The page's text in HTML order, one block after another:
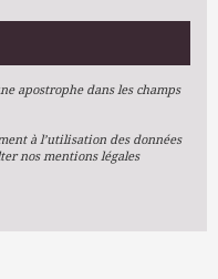
apostrophe dans les champs
à l’utilisation des données
nos mentions légales